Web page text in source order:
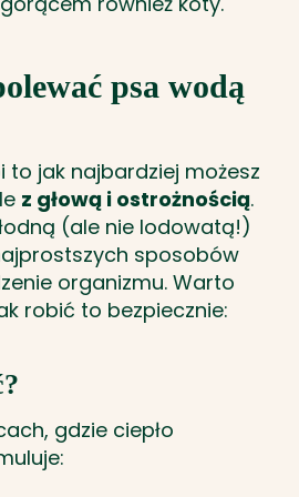
psa wodą
to jak najbardziej możesz
z głową i ostrożnością.
(ale nie lodowatą!)
sposobów
organizmu. Warto
robić to bezpiecznie:
gdzie ciepło